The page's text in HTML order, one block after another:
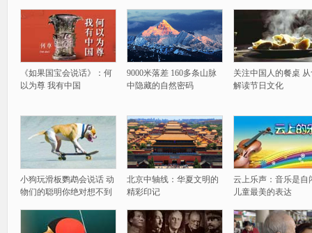
《如果国宝会说话》：何
以为尊 我有中国
9000米落差 160多条山脉
中隐藏的自然密码
关注中国人的餐桌
解读节日文化
小狗玩滑板鹦鹉会说话 动
物们的聪明你绝对想不到
北京中轴线：华夏文明的
精彩印记
云上乐声：音乐是自
儿童最美的表达